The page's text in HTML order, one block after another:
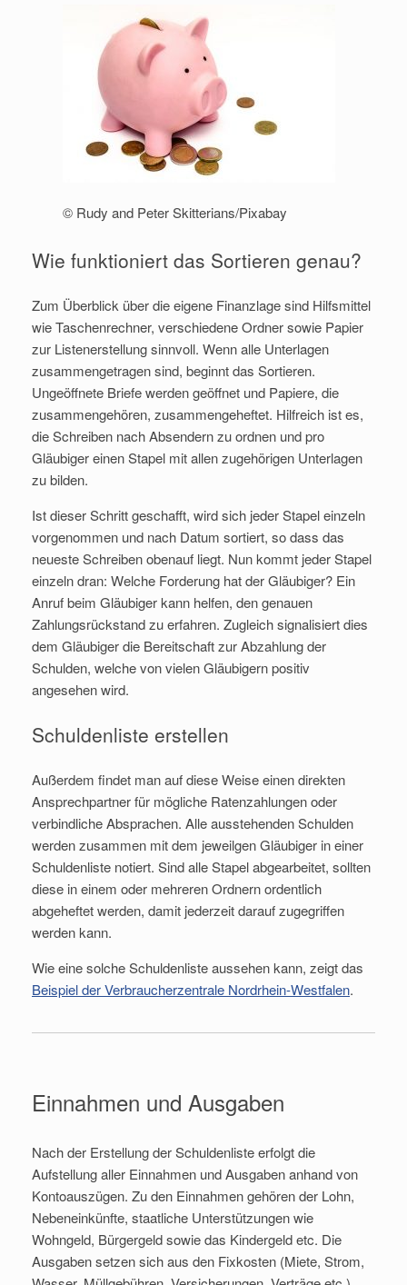
© Rudy and Peter Skitterians/Pixabay
Wie funktioniert das Sortieren genau?
Zum Überblick über die eigene Finanzlage sind Hilfsmittel
wie Taschenrechner, verschiedene Ordner sowie Papier
zur Listenerstellung sinnvoll. Wenn alle Unterlagen
zusammengetragen sind, beginnt das Sortieren.
Ungeöffnete Briefe werden geöffnet und Papiere, die
zusammengehören, zusammengeheftet. Hilfreich ist es,
die Schreiben nach Absendern zu ordnen und pro
Gläubiger einen Stapel mit allen zugehörigen Unterlagen
zu bilden.
Ist dieser Schritt geschafft, wird sich jeder Stapel einzeln
vorgenommen und nach Datum sortiert, so dass das
neueste Schreiben obenauf liegt. Nun kommt jeder Stapel
einzeln dran: Welche Forderung hat der Gläubiger? Ein
Anruf beim Gläubiger kann helfen, den genauen
Zahlungsrückstand zu erfahren. Zugleich signalisiert dies
dem Gläubiger die Bereitschaft zur Abzahlung der
Schulden, welche von vielen Gläubigern positiv
angesehen wird.
Schuldenliste erstellen
Außerdem findet man auf diese Weise einen direkten
Ansprechpartner für mögliche Ratenzahlungen oder
verbindliche Absprachen. Alle ausstehenden Schulden
werden zusammen mit dem jeweilgen Gläubiger in einer
Schuldenliste notiert. Sind alle Stapel abgearbeitet, sollten
diese in einem oder mehreren Ordnern ordentlich
abgeheftet werden, damit jederzeit darauf zugegriffen
werden kann.
Wie eine solche Schuldenliste aussehen kann, zeigt das
Beispiel der Verbraucherzentrale Nordrhein-Westfalen.
Einnahmen und Ausgaben
Nach der Erstellung der Schuldenliste erfolgt die
Aufstellung aller Einnahmen und Ausgaben anhand von
Kontoauszügen. Zu den Einnahmen gehören der Lohn,
Nebeneinkünfte, staatliche Unterstützungen wie
Wohngeld, Bürgergeld sowie das Kindergeld etc. Die
Ausgaben setzen sich aus den Fixkosten (Miete, Strom,